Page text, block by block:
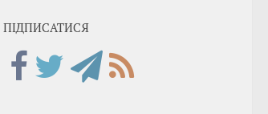
ПІДПИСАТИСЯ